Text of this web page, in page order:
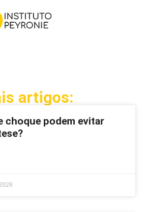
artigos:
choque podem evitar